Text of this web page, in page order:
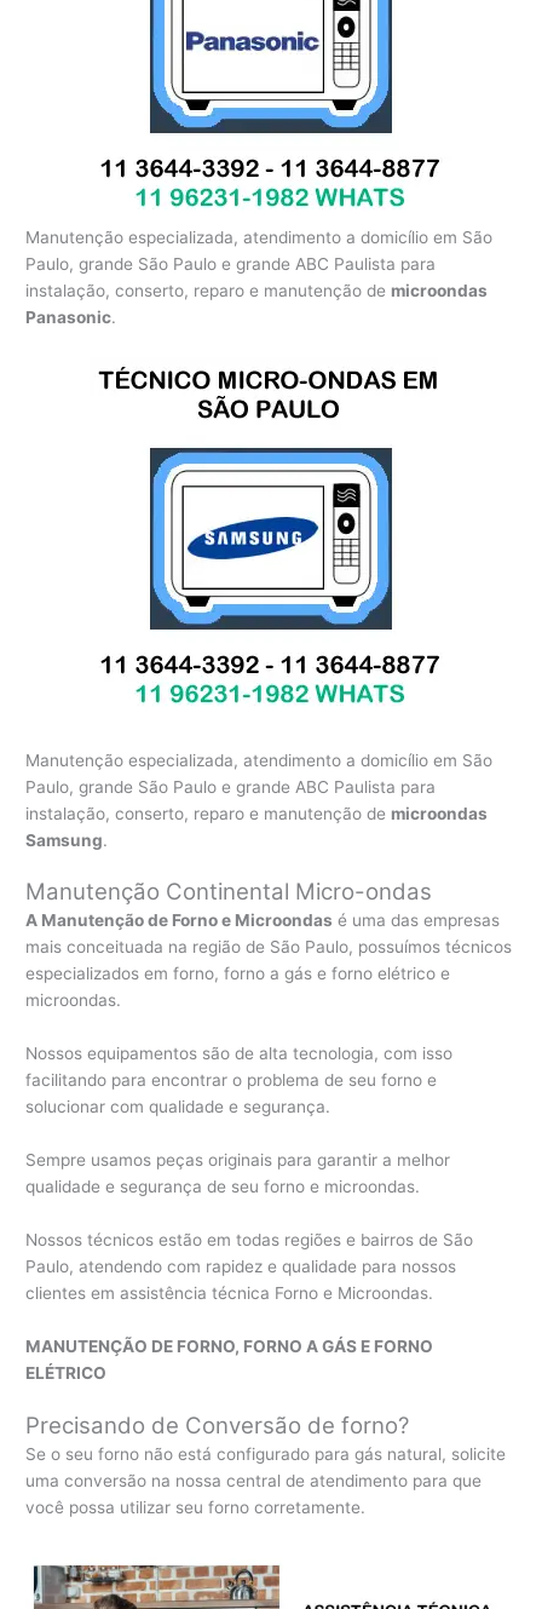
Manutenção especializada, atendimento a domicílio em São
Paulo, grande São Paulo e grande ABC Paulista para
instalação, conserto, reparo e manutenção de microondas
Panasonic.
Manutenção especializada, atendimento a domicílio em São
Paulo, grande São Paulo e grande ABC Paulista para
instalação, conserto, reparo e manutenção de microondas
Samsung.
Manutenção Continental Micro-ondas
A Manutenção de Forno e Microondas é uma das empresas
mais conceituada na região de São Paulo, possuímos técnicos
especializados em forno, forno a gás e forno elétrico e
microondas.
Nossos equipamentos são de alta tecnologia, com isso
facilitando para encontrar o problema de seu forno e
solucionar com qualidade e segurança.
Sempre usamos peças originais para garantir a melhor
qualidade e segurança de seu forno e microondas.
Nossos técnicos estão em todas regiões e bairros de São
Paulo, atendendo com rapidez e qualidade para nossos
clientes em assistência técnica Forno e Microondas.
MANUTENÇÃO DE FORNO, FORNO A GÁS E FORNO
ELÉTRICO
Precisando de Conversão de forno?
Se o seu forno não está configurado para gás natural, solicite
uma conversão na nossa central de atendimento para que
você possa utilizar seu forno corretamente.